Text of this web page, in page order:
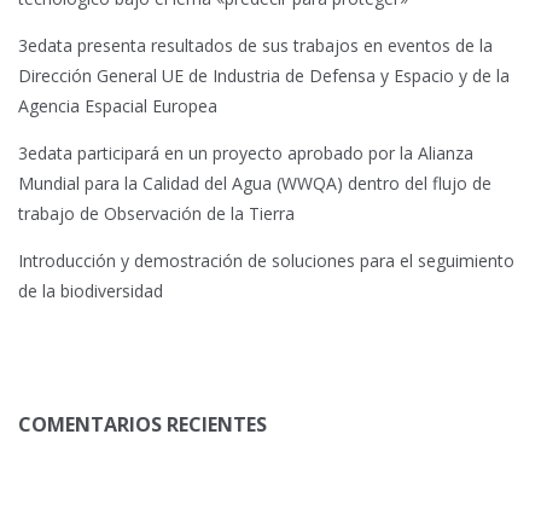
3edata presenta resultados de sus trabajos en eventos de la
Dirección General UE de Industria de Defensa y Espacio y de la
Agencia Espacial Europea
3edata participará en un proyecto aprobado por la Alianza
Mundial para la Calidad del Agua (WWQA) dentro del flujo de
trabajo de Observación de la Tierra
Introducción y demostración de soluciones para el seguimiento
de la biodiversidad
COMENTARIOS RECIENTES